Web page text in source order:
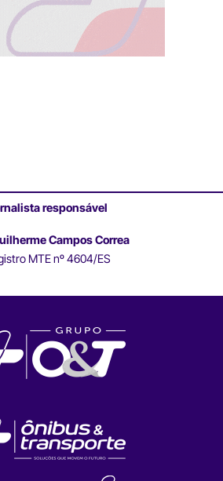
responsável
Campos Correa
MTE nº 4604/ES